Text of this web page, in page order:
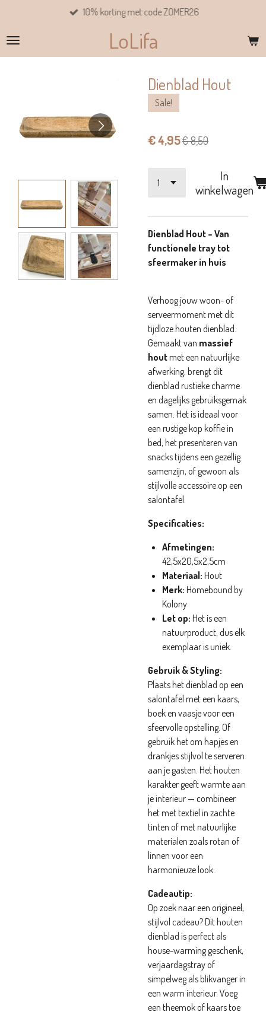
naar
de
LoLifa
10% korting met code ZOMER26
Dienblad Hout
Sale!
€ 4,95€ 8,50
In
winkelwagen
Dienblad Hout – Van
functionele tray tot
sfeermaker in huis
Verhoog jouw woon- of
serveermoment met dit
tijdloze houten dienblad.
Gemaakt van massief
houtmet een natuurlijke
afwerking, brengt dit
dienblad rustieke charme
en dagelijks gebruiksgemak
samen. Het is ideaal voor
een rustige kop koffie in
bed, het present­eren van
snacks tijdens een gezellig
samenzijn, of gewoon als
stijlvolle accessoire op een
salontafel.
Specificaties:
Afmetingen:
42,5x20,5x2,5cm
Materiaal: Hout
Merk: Homebound by
Kolony
Let op: Het is een
natuurproduct, dus elk
exemplaar is uniek.
Gebruik & Styling:
Plaats het dienblad op een
salontafel met een kaars,
boek en vaasje voor een
sfeervolle opstelling. Of
gebruik het om hapjes en
drankjes stijlvol te serveren
aan je gasten. Het houten
karakter geeft warmte aan
je interieur — combineer
het met textiel in zachte
tinten of met natuurlijke
materialen zoals rotan of
linnen voor een
harmonieuze look.
Cadeautip:
Op zoek naar een origineel,
stijlvol cadeau? Dit houten
dienblad is perfect als
house-warming geschenk,
verjaardagstray of
simpelweg als blikvanger in
een warm interieur. Voeg
een theemok of kaars toe